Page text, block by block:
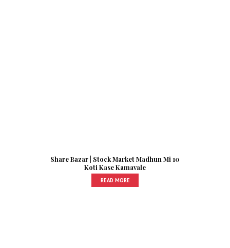
Share Bazar | Stock Market Madhun Mi 10
Koti Kase Kamavale
READ MORE